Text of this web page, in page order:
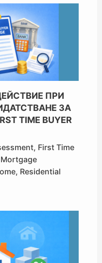
ПРИ
ЗА
TIME BUYER
, First Time
Mortgage
, Residential